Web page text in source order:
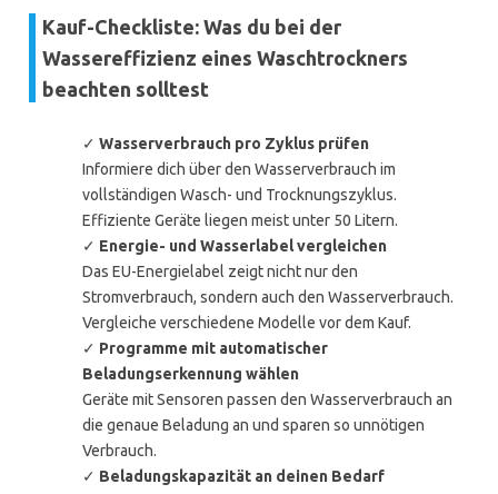
Kauf-Checkliste: Was du bei der
Wassereffizienz eines Waschtrockners
beachten solltest
✓ Wasserverbrauch pro Zyklus prüfen
Informiere dich über den Wasserverbrauch im
vollständigen Wasch- und Trocknungszyklus.
Effiziente Geräte liegen meist unter 50 Litern.
✓ Energie- und Wasserlabel vergleichen
Das EU-Energielabel zeigt nicht nur den
Stromverbrauch, sondern auch den Wasserverbrauch.
Vergleiche verschiedene Modelle vor dem Kauf.
✓ Programme mit automatischer
Beladungserkennung wählen
Geräte mit Sensoren passen den Wasserverbrauch an
die genaue Beladung an und sparen so unnötigen
Verbrauch.
✓ Beladungskapazität an deinen Bedarf